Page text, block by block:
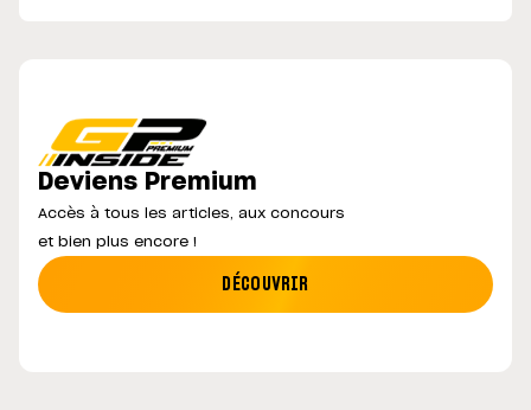
Deviens Premium
Accès à tous les articles, aux concours
et bien plus encore !
DÉCOUVRIR